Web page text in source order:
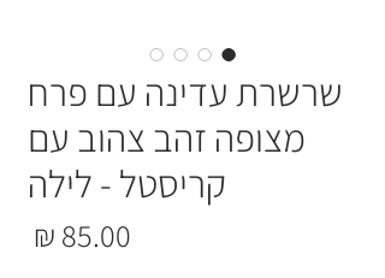
שרשרת עדינה עם פרח
מצופה זהב צהוב עם
קריסטל - לילה